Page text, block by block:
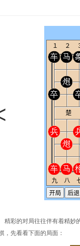
精彩的对局往往伴有着精妙
，先看看下面的局面：